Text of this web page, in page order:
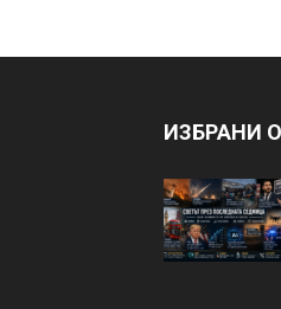
ИЗБРАНИ